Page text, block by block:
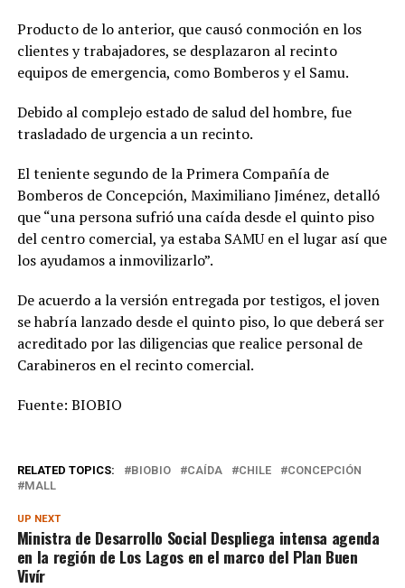
Producto de lo anterior, que causó conmoción en los
clientes y trabajadores, se desplazaron al recinto
equipos de emergencia, como Bomberos y el Samu.
Debido al complejo estado de salud del hombre, fue
trasladado de urgencia a un recinto.
El teniente segundo de la Primera Compañía de
Bomberos de Concepción, Maximiliano Jiménez, detalló
que “una persona sufrió una caída desde el quinto piso
del centro comercial, ya estaba SAMU en el lugar así que
los ayudamos a inmovilizarlo”.
De acuerdo a la versión entregada por testigos, el joven
se habría lanzado desde el quinto piso, lo que deberá ser
acreditado por las diligencias que realice personal de
Carabineros en el recinto comercial.
Fuente: BIOBIO
RELATED TOPICS: BIOBIO CAÍDA CHILE
CONCEPCIÓN
MALL
UP NEXT
Ministra de Desarrollo Social Despliega intensa agenda
en la región de Los Lagos en el marco del Plan Buen
Vivír